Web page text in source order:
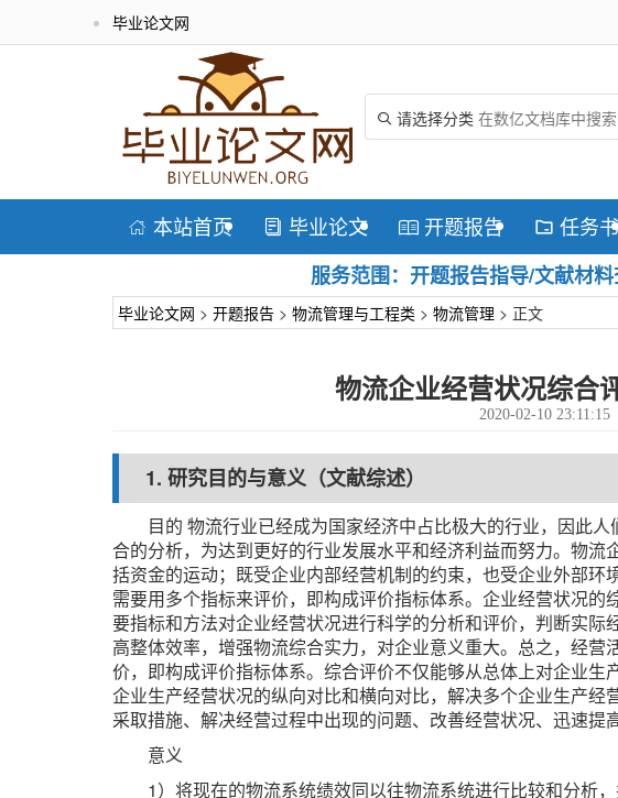
毕业论文网
 请选择分类
 本站首页  毕业论文  开题报告  任务书
服务范围：开题报告指导/文献材
毕业论文网 > 开题报告 > 物流管理与工程类 > 物流管理 > 正文
物流企业经营状况综合
2020-02-10 23:11:15
1. 研究目的与意义（文献综述）
目的 物流行业已经成为国家经济中占比极大的行业，因此
合的分析，为达到更好的行业发展水平和经济利益而努力。物
括资金的运动；既受企业内部经营机制的约束，也受企业外部环
需要用多个指标来评价，即构成评价指标体系。企业经营状况
要指标和方法对企业经营状况进行科学的分析和评价，判断实
高整体效率，增强物流综合实力，对企业意义重大。总之，经
价，即构成评价指标体系。综合评价不仅能够从总体上对企业
企业生产经营状况的纵向对比和横向对比，解决多个企业生产经
采取措施、解决经营过程中出现的问题、改善经营状况、迅速提
意义
1）将现在的物流系统绩效同以往物流系统进行比较和分析